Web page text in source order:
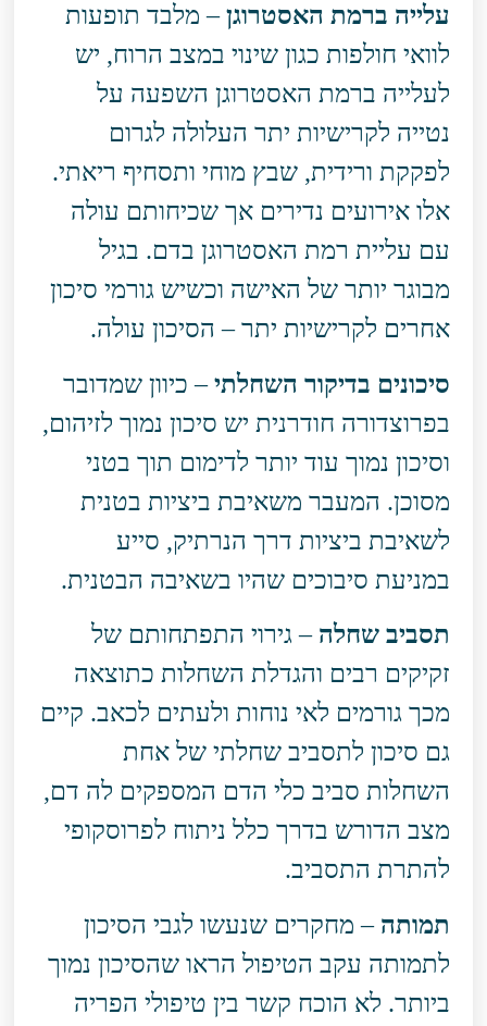
עלייה ברמת האסטרוגן– מלבד תופעות
לוואי חולפות כגון שינוי במצב הרוח, יש
לעלייה ברמת האסטרוגן השפעה על
נטייה לקרישיות יתר העלולה לגרום
לפקקת ורידית, שבץ מוחי ותסחיף ריאתי.
אלו אירועים נדירים אך שכיחותם עולה
עם עליית רמת האסטרוגן בדם. בגיל
מבוגר יותר של האישה וכשיש גורמי סיכון
אחרים לקרישיות יתר – הסיכון עולה.
סיכונים בדיקור השחלתי– כיוון שמדובר
בפרוצדורה חודרנית יש סיכון נמוך לזיהום,
וסיכון נמוך עוד יותר לדימום תוך בטני
מסוכן. המעבר משאיבת ביציות בטנית
לשאיבת ביציות דרך הנרתיק, סייע
במניעת סיבוכים שהיו בשאיבה הבטנית.
תסביב שחלה – גירוי התפתחותם של
זקיקים רבים והגדלת השחלות כתוצאה
מכך גורמים לאי נוחות ולעתים לכאב. קיים
גם סיכון לתסביב שחלתי של אחת
השחלות סביב כלי הדם המספקים לה דם,
מצב הדורש בדרך כלל ניתוח לפרוסקופי
להתרת התסביב.
תמותה – מחקרים שנעשו לגבי הסיכון
לתמותה עקב הטיפול הראו שהסיכון נמוך
ביותר. לא הוכח קשר בין טיפולי הפריה